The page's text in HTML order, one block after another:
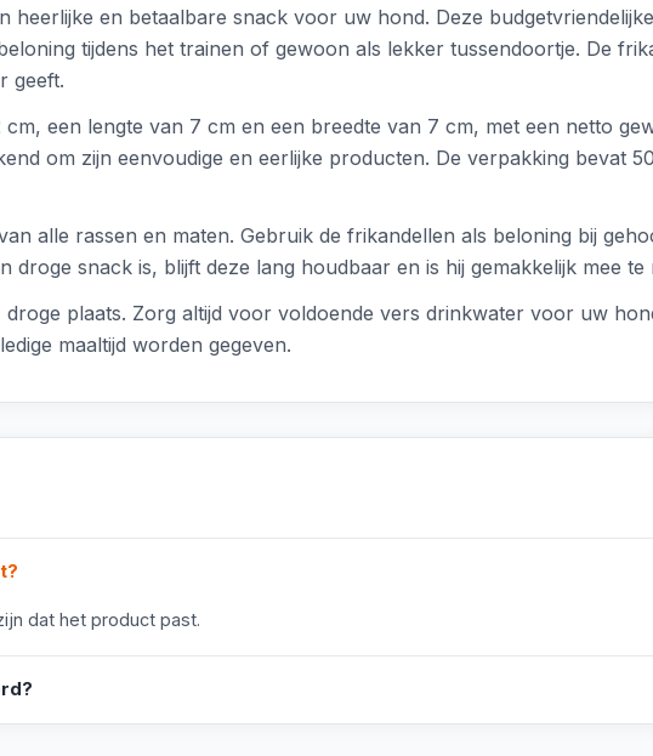
heerlijke en betaalbare snack voor uw hond. Deze
tijdens het trainen of gewoon als lekker tussendoortje. De
geeft.
een lengte van 7 cm en een breedte van 7 cm, met een netto
om zijn eenvoudige en eerlijke producten. De verpakking bevat
alle rassen en maten. Gebruik de frikandellen als beloning bij
droge snack is, blijft deze lang houdbaar en is hij gemakkelijk mee te
plaats. Zorg altijd voor voldoende vers drinkwater voor uw
maaltijd worden gegeven.
dat het product past.